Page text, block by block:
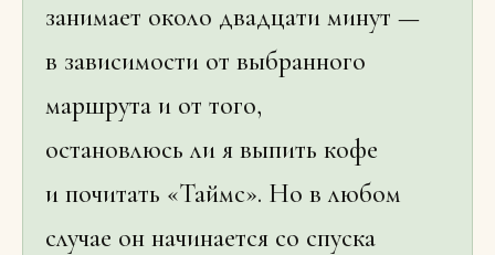
занимает около двадцати минут —
в зависимости от выбранного
маршрута и от того,
остановлюсь ли я выпить кофе
и почитать «Таймс». Но в любом
случае он начинается со спуска